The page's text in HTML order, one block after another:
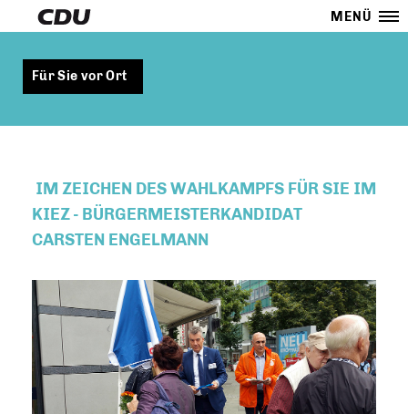
MENÜ
Für Sie vor Ort
IM ZEICHEN DES WAHLKAMPFS FÜR SIE IM
KIEZ - BÜRGERMEISTERKANDIDAT
CARSTEN ENGELMANN